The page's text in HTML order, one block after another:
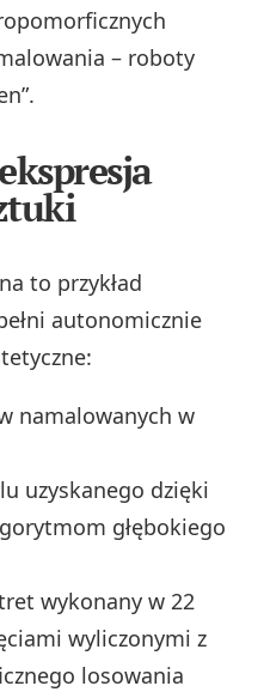
– roboty
to przykład
autonomicznie
namalowanych w
uzyskanego dzięki
głębokiego
wykonany w 22
wyliczonymi z
losowania